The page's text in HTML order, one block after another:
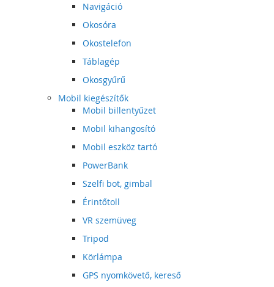
Navigáció
Okosóra
Okostelefon
Táblagép
Okosgyűrű
Mobil kiegészítők
Mobil billentyűzet
Mobil kihangosító
Mobil eszköz tartó
PowerBank
Szelfi bot, gimbal
Érintőtoll
VR szemüveg
Tripod
Körlámpa
GPS nyomkövető, kereső